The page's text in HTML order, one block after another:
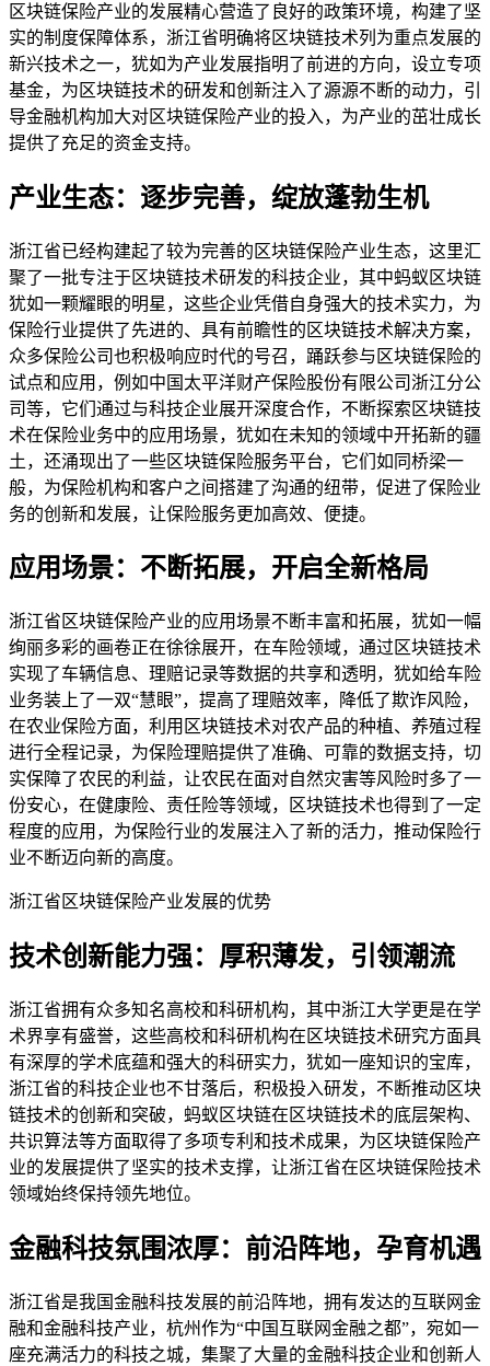
区块链保险产业的发展精心营造了良好的政策环境，构建了坚
实的制度保障体系，浙江省明确将区块链技术列为重点发展的
新兴技术之一，犹如为产业发展指明了前进的方向，设立专项
基金，为区块链技术的研发和创新注入了源源不断的动力，引
导金融机构加大对区块链保险产业的投入，为产业的茁壮成长
提供了充足的资金支持。
产业生态：逐步完善，绽放蓬勃生机
浙江省已经构建起了较为完善的区块链保险产业生态，这里汇
聚了一批专注于区块链技术研发的科技企业，其中蚂蚁区块链
犹如一颗耀眼的明星，这些企业凭借自身强大的技术实力，为
保险行业提供了先进的、具有前瞻性的区块链技术解决方案，
众多保险公司也积极响应时代的号召，踊跃参与区块链保险的
试点和应用，例如中国太平洋财产保险股份有限公司浙江分公
司等，它们通过与科技企业展开深度合作，不断探索区块链技
术在保险业务中的应用场景，犹如在未知的领域中开拓新的疆
土，还涌现出了一些区块链保险服务平台，它们如同桥梁一
般，为保险机构和客户之间搭建了沟通的纽带，促进了保险业
务的创新和发展，让保险服务更加高效、便捷。
应用场景：不断拓展，开启全新格局
浙江省区块链保险产业的应用场景不断丰富和拓展，犹如一幅
绚丽多彩的画卷正在徐徐展开，在车险领域，通过区块链技术
实现了车辆信息、理赔记录等数据的共享和透明，犹如给车险
业务装上了一双“慧眼”，提高了理赔效率，降低了欺诈风险，
在农业保险方面，利用区块链技术对农产品的种植、养殖过程
进行全程记录，为保险理赔提供了准确、可靠的数据支持，切
实保障了农民的利益，让农民在面对自然灾害等风险时多了一
份安心，在健康险、责任险等领域，区块链技术也得到了一定
程度的应用，为保险行业的发展注入了新的活力，推动保险行
业不断迈向新的高度。
浙江省区块链保险产业发展的优势
技术创新能力强：厚积薄发，引领潮流
浙江省拥有众多知名高校和科研机构，其中浙江大学更是在学
术界享有盛誉，这些高校和科研机构在区块链技术研究方面具
有深厚的学术底蕴和强大的科研实力，犹如一座知识的宝库，
浙江省的科技企业也不甘落后，积极投入研发，不断推动区块
链技术的创新和突破，蚂蚁区块链在区块链技术的底层架构、
共识算法等方面取得了多项专利和技术成果，为区块链保险产
业的发展提供了坚实的技术支撑，让浙江省在区块链保险技术
领域始终保持领先地位。
金融科技氛围浓厚：前沿阵地，孕育机遇
浙江省是我国金融科技发展的前沿阵地，拥有发达的互联网金
融和金融科技产业，杭州作为“中国互联网金融之都”，宛如一
座充满活力的科技之城，集聚了大量的金融科技企业和创新人